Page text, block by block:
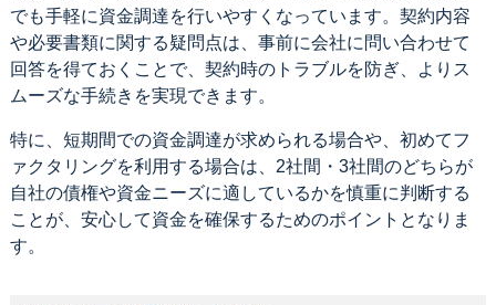
でも手軽に資金調達を行いやすくなっています。契約内容
や必要書類に関する疑問点は、事前に会社に問い合わせて
回答を得ておくことで、契約時のトラブルを防ぎ、よりス
ムーズな手続きを実現できます。
特に、短期間での資金調達が求められる場合や、初めてフ
ァクタリングを利用する場合は、2社間・3社間のどちらが
自社の債権や資金ニーズに適しているかを慎重に判断する
ことが、安心して資金を確保するためのポイントとなりま
す。